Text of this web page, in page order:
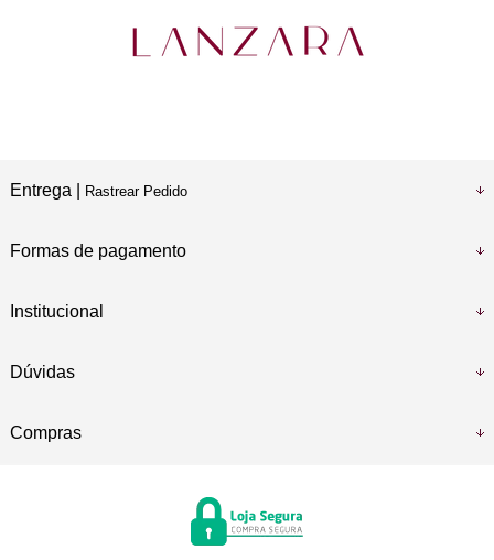
Entrega | Rastrear Pedido
Formas de pagamento
Institucional
Dúvidas
Compras